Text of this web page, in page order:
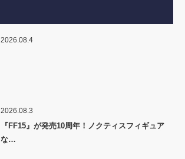
2026.08.4
2026.08.3
『FF15』が発売10周年！ノクティスフィギュア
な…